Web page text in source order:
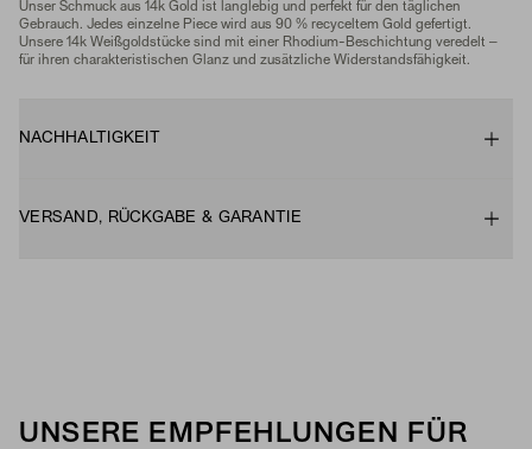
Unser Schmuck aus 14k Gold ist langlebig und perfekt für den täglichen
Gebrauch. Jedes einzelne Piece wird aus 90 % recyceltem Gold gefertigt.
Unsere 14k Weißgoldstücke sind mit einer Rhodium-Beschichtung veredelt –
für ihren charakteristischen Glanz und zusätzliche Widerstandsfähigkeit.
NACHHALTIGKEIT
VERSAND, RÜCKGABE & GARANTIE
UNSERE EMPFEHLUNGEN FÜR